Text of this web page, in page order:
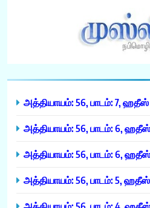
அத்தியாயம்: 56, பாடம்: 7,
அத்தியாயம்: 56, பாடம்: 6,
அத்தியாயம்: 56, பாடம்: 6,
அத்தியாயம்: 56, பாடம்: 5,